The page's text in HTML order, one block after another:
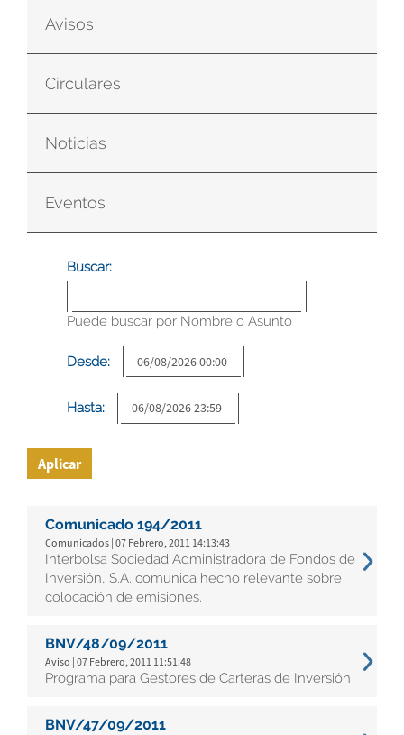
Avisos
Circulares
Noticias
Eventos
Buscar:
Puede buscar por Nombre o Asunto
Desde:
Hasta:
Aplicar
Comunicado 194/2011
Comunicados | 07 Febrero, 2011 14:13:43
Interbolsa Sociedad Administradora de Fondos de
Inversión, S.A. comunica hecho relevante sobre
colocación de emisiones.
BNV/48/09/2011
Aviso | 07 Febrero, 2011 11:51:48
Programa para Gestores de Carteras de Inversión
BNV/47/09/2011